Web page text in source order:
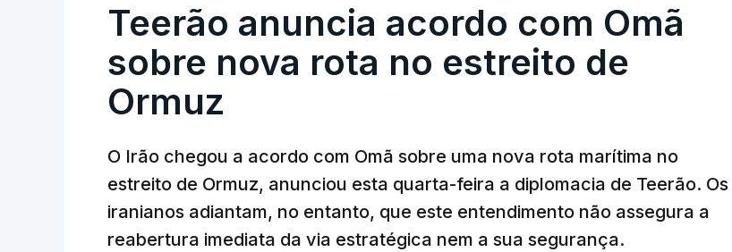
fronteira com Israel. Permite, desta forma, uma extração rápida em caso de
ataque.
Segundo um funcionário do Conselho de Paz, a organização está na “fase final de
Força Internacional de Estabilização”.
“Este contrato será um dos muitos essenciais para o futuro de Gaza”, acrescenta este
funcionário.
Teerão anuncia acordo com Omã
sobre nova rota no estreito de
Ormuz
O Irão chegou a acordo com Omã sobre uma nova rota marítima no
estreito de Ormuz, anunciou esta quarta-feira a diplomacia de Teerão. Os
iranianos adiantam, no entanto, que este entendimento não assegura a
reabertura imediata da via estratégica nem a sua segurança.